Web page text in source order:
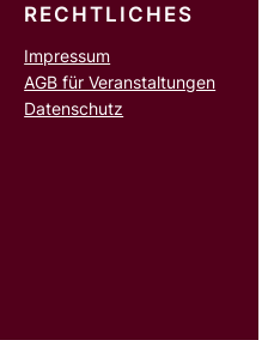
RECHTLICHES
Impressum
AGB für Veranstaltungen
Datenschutz